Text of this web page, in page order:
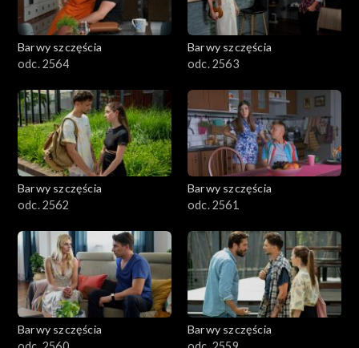
Barwy szczęścia
odc. 2564
Barwy szczęścia
odc. 2563
Barwy szczęścia
odc. 2562
Barwy szczęścia
odc. 2561
Barwy szczęścia
Barwy szczęścia